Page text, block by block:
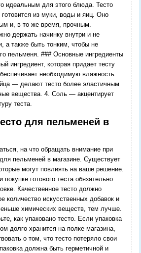
идеальным для этого блюда. Тесто
из муки, воды и яиц. Оно
и, в то же время, прочным.
держать начинку внутри и не
а также быть тонким, чтобы не
пельменя. ### Основные ингредиенты
ингредиент, которая придает тесту
необходимую влажность
— делают тесто более эластичным
вещества. 4. Соль — акцентирует
теста.
для пельменей в
на что обращать внимание при
пельменей в магазине. Существует
могут повлиять на ваше решение.
готового теста обязательно
Качественное тесто должно
количество искусственных добавок и
химических веществ, тем лучше.
как упаковано тесто. Если упаковка
долго хранится на полке магазина,
о том, что тесто потеряло свои
должна быть герметичной и